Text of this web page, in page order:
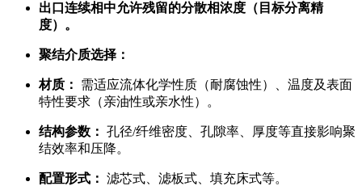
出口连续相中允许残留的分散相浓度（目标分离精
度）。
聚结介质选择：
材质：
需适应流体化学性质（耐腐蚀性）、温度及表面
特性要求（亲油性或亲水性）。
结构参数： 孔径/纤维密度、孔隙率、厚度等直接影响聚
结效率和压降。
配置形式： 滤芯式、滤板式、填充床式等。